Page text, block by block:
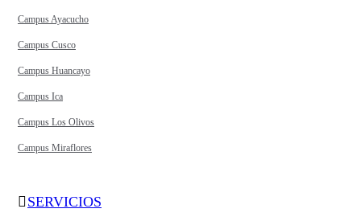
Campus Ayacucho
Campus Cusco
Campus Huancayo
Campus Ica
Campus Los Olivos
Campus Miraflores
SERVICIOS